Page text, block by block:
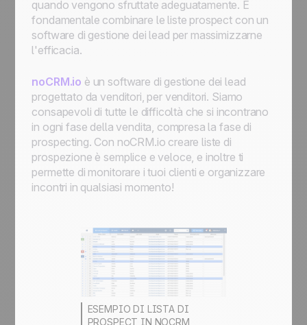
quando vengono sfruttate adeguatamente. È
fondamentale combinare le liste prospect con un
software di gestione dei lead per massimizzarne
l'efficacia.
noCRM.io è un software di gestione dei lead
progettato da venditori, per venditori. Siamo
consapevoli di tutte le difficoltà che si incontrano
in ogni fase della vendita, compresa la fase di
prospecting. Con noCRM.io creare liste di
prospezione è semplice e veloce, e inoltre ti
permette di monitorare i tuoi clienti e organizzare
incontri in qualsiasi momento!
ESEMPIO DI LISTA DI
PROSPECT IN NOCRM